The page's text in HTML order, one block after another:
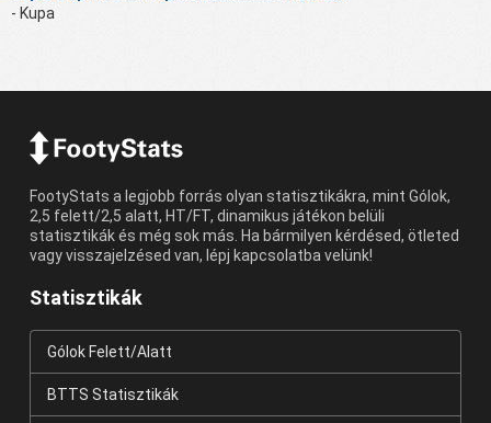
- Kupa
FootyStats a legjobb forrás olyan statisztikákra, mint Gólok,
2,5 felett/2,5 alatt, HT/FT, dinamikus játékon belüli
statisztikák és még sok más. Ha bármilyen kérdésed, ötleted
vagy visszajelzésed van, lépj kapcsolatba velünk!
Statisztikák
Gólok Felett/Alatt
BTTS Statisztikák